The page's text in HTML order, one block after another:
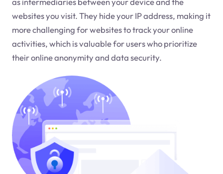
websites you visit. They hide your IP address, making it
more challenging for websites to track your online
activities, which is valuable for users who prioritize
their online anonymity and data security.